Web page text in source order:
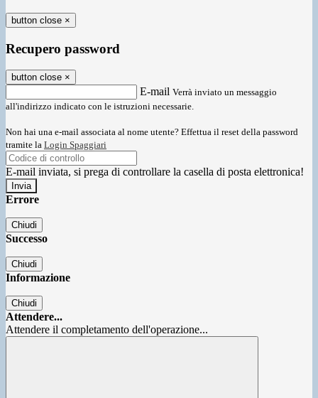
button close ×
Recupero password
button close ×
E-mail Verrà inviato un messaggio
all'indirizzo indicato con le istruzioni necessarie.
Non hai una e-mail associata al nome utente? Effettua il reset della password
tramite la Login Spaggiari
E-mail inviata, si prega di controllare la casella di posta elettronica!
Errore
Chiudi
Successo
Chiudi
Informazione
Chiudi
Attendere...
Attendere il completamento dell'operazione...